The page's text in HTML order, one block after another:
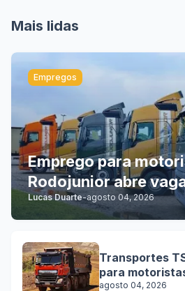
Mais lidas
Empregos
Emprego para
Rodojunior abre
Lucas Duarte-agosto 04, 2026
Transportes
para
agosto 04, 2026